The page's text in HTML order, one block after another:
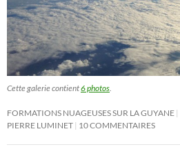
Cette galerie contient6 photos
FORMATIONS NUAGEUSES SUR LA GUYANE
PIERRE LUMINET 10 COMMENTAIRES